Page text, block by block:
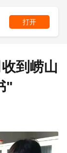
打开
到崂山
"